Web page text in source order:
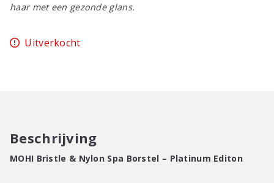
haar met een gezonde glans.
Uitverkocht
Beschrijving
MOHI Bristle & Nylon Spa Borstel – Platinum Editon